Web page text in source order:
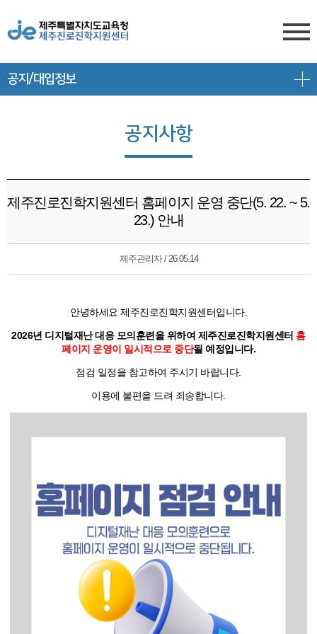
센터소개
찾아오시는 길
대학 정보
전형 정보
상담신청
프로그램 안내
제주도교육청 유튜브
고교-대학 연계 프로그램
프로그램 신청
공지/대입정보
공지사항
대입 뉴스
함께하는 제주교육
회원서비스
로그인
공지/대입정보
공지사항
제주진로진학지원센터 홈페이지 운영 중단(5. 22. ~ 5.
23.) 안내
제주관리자 / 26.05.14
안녕하세요 제주진로진학지원센터입니다.
2026년 디지털재난 대응 모의훈련을 위하여 제주진로진학지원센터 홈
페이지 운영이 일시적으로 중단될 예정입니다.
점검 일정을 참고하여 주시기 바랍니다.
이용에 불편을 드려 죄송합니다.